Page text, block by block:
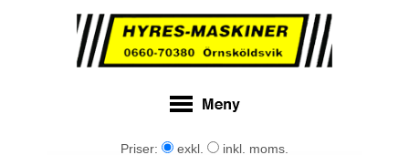
Priser: exkl. inkl. moms.